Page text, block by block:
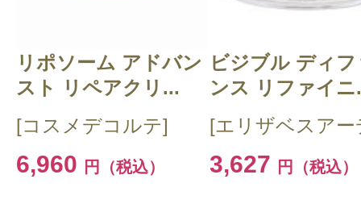
リポソーム アドバン
スト リペアクリ...
[コスメデコルテ]
6,960 円（税込）
ビジブル ディ
ンス リファイニ
[エリザベスアー
3,627 円（税込）